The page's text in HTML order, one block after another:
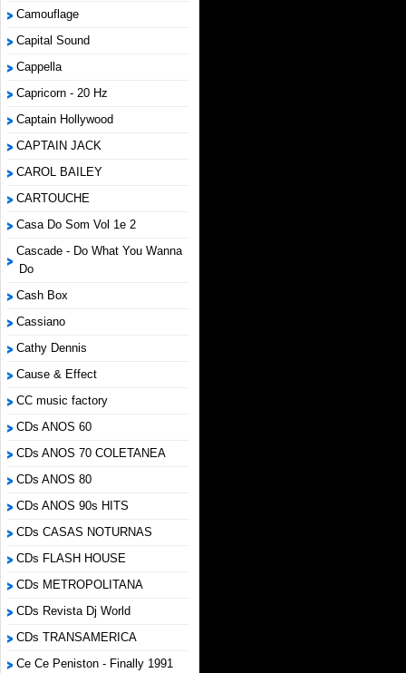
Camouflage
Capital Sound
Cappella
Capricorn - 20 Hz
Captain Hollywood
CAPTAIN JACK
CAROL BAILEY
CARTOUCHE
Casa Do Som Vol 1e 2
Cascade - Do What You Wanna
Do
Cash Box
Cassiano
Cathy Dennis
Cause & Effect
CC music factory
CDs ANOS 60
CDs ANOS 70 COLETANEA
CDs ANOS 80
CDs ANOS 90s HITS
CDs CASAS NOTURNAS
CDs FLASH HOUSE
CDs METROPOLITANA
CDs Revista Dj World
CDs TRANSAMERICA
Ce Ce Peniston - Finally 1991